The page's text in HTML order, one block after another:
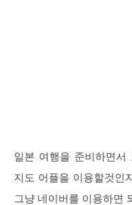
일본 여행을 준비하면
지도 어플을 이용할것인
그냥 네이버를 이용하면